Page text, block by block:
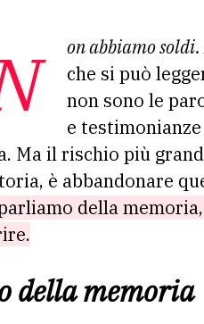
“Non abbiamo
che si può
non sono le
e
Ma il rischio più
è abbandonare
della
della memoria